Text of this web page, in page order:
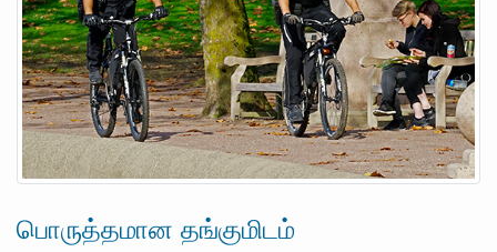
பொருத்தமான தங்குமிடம்